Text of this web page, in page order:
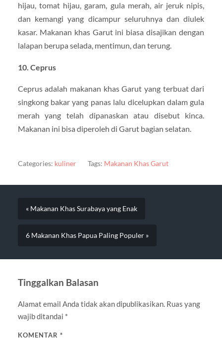
hijau, tomat hijau, garam, gula merah, air jeruk nipis,
dan kemangi yang dicampur seluruhnya dan diulek
kasar. Makanan khas Garut ini biasa disajikan dengan
lalapan berupa selada, mentimun, dan terung.
10. Ceprus
Ceprus adalah makanan khas Garut yang terbuat dari
singkong bakar yang panas lalu dicelupkan dalam gula
merah yang telah dipanaskan atau disebut kinca.
Makanan ini bisa diperoleh di Garut bagian selatan.
Categories: kuliner Tags: Makanan Khas Garut
« Makanan Khas Surabaya yang Enak
6 Makanan Khas Papua Paling Populer »
Tinggalkan Balasan
Alamat email Anda tidak akan dipublikasikan. Ruas yang
wajib ditandai *
KOMENTAR *